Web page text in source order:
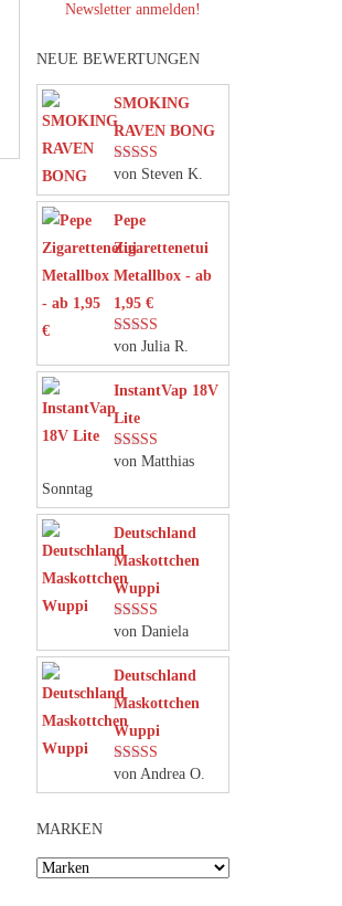
Newsletter anmelden!
NEUE BEWERTUNGEN
SMOKING
RAVEN BONG
Bewertet mit
5von 5
von Steven K.
Pepe
Zigarettenetui
Metallbox - ab
1,95 €
Bewertet mit
5von 5
von Julia R.
InstantVap 18V
Lite
Bewertet mit
von Matthias
Sonntag
Deutschland
Maskottchen
Wuppi
Bewertet mit
5von 5
von Daniela
Deutschland
Maskottchen
Wuppi
Bewertet mit
5von 5
von Andrea O.
MARKEN